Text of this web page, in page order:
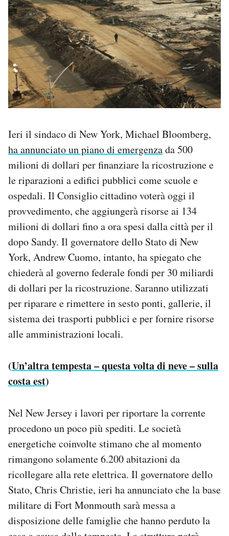
Ieri il sindaco di New York, Michael Bloomberg,
ha annunciato un piano di emergenzada 500
milioni di dollari per finanziare la ricostruzione e
le riparazioni a edifici pubblici come scuole e
ospedali. Il Consiglio cittadino voterà oggi il
provvedimento, che aggiungerà risorse ai 134
milioni di dollari fino a ora spesi dalla città per il
dopo Sandy. Il governatore dello Stato di New
York, Andrew Cuomo, intanto, ha spiegato che
chiederà al governo federale fondi per 30 miliardi
di dollari per la ricostruzione. Saranno utilizzati
per riparare e rimettere in sesto ponti, gallerie, il
sistema dei trasporti pubblici e per fornire risorse
alle amministrazioni locali.
(Un’altra tempesta – questa volta di neve – sulla
costa est)
Nel New Jersey i lavori per riportare la corrente
procedono un poco più spediti. Le società
energetiche coinvolte stimano che al momento
rimangono solamente 6.200 abitazioni da
ricollegare alla rete elettrica. Il governatore dello
Stato, Chris Christie, ieri ha annunciato che la base
militare di Fort Monmouth sarà messa a
disposizione delle famiglie che hanno perduto la